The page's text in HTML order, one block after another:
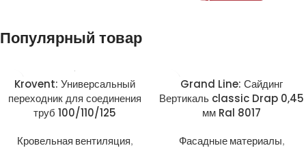
Популярный товар
Krovent: Универсальный
переходник для соединения
труб 100/110/125
Кровельная вентиляция,
Grand Line: Сайдинг
Вертикаль classic Drap 0,45
мм Ral 8017
Фасадные материалы,